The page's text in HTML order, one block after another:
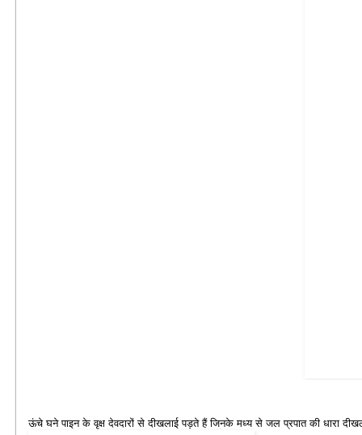
ऊंचे घने पाइन के वृक्ष देवदारों से दीखलाई पड़ते हैं जिनके मध्य से जल प्रपात की धारा